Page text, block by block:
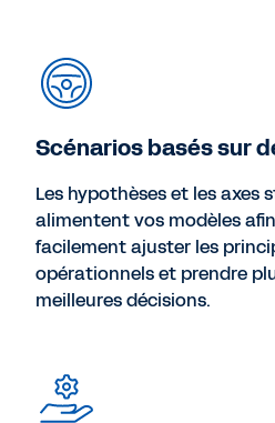
Scénarios basés sur
Les hypothèses et les axes
alimentent vos modèles
facilement ajuster les
opérationnels et prendre
meilleures décisions.